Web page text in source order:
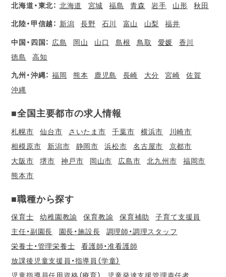
北海道・東北： 北海道 宮城 福島 青森 岩手 山形 秋田
北陸・甲信越： 新潟 長野 石川 富山 山梨 福井
中国・四国： 広島 岡山 山口 島根 鳥取 愛媛
香川
徳島
高知
九州・沖縄： 福岡 熊本 鹿児島 長崎 大分 宮崎
佐賀
沖縄
■全国主要都市の求人情報
札幌市 仙台市 さいたま市 千葉市 横浜市
川崎市
相模原市
新潟市 静岡市 浜松市 名古屋市
京都市
大阪市
堺市 神戸市 岡山市 広島市 北九州市
福岡市
熊本市
■職種から探す
保育士 幼稚園教諭 保育教諭 保育補助
子育て支援員
主任・副園長
園長・施設長
調理師・調理スタッフ
栄養士・管理栄養士
看護師・准看護師
放課後児童支援員・指導員（学童）